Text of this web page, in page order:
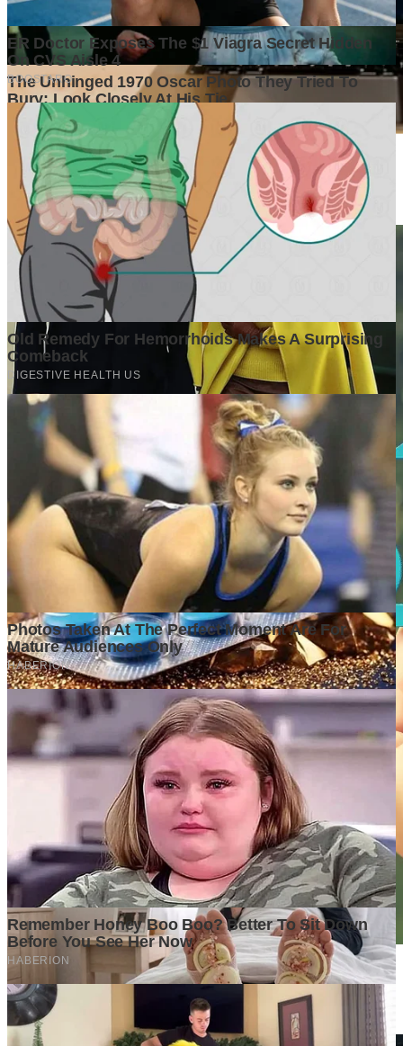
Di Balik Kenaikan Harga Properti, Apa yang Sebenarnya
Terjadi di Pasar?
5 days ago
Data Mengubah Dugaan Menjadi Keputusan Bisnis yang
Menguntungkan
1 week ago